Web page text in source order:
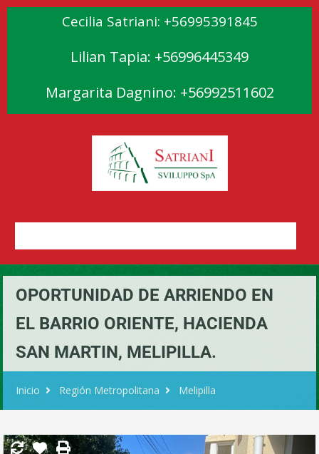
Cecilia Satriani: +56995391845
Lilian Tapia: +56996445349
Margarita Dagnino: +56992511602
OPORTUNIDAD DE ARRIENDO EN
EL BARRIO ORIENTE, HACIENDA
SAN MARTIN, MELIPILLA.
Inicio Región Metropolitana Melipilla